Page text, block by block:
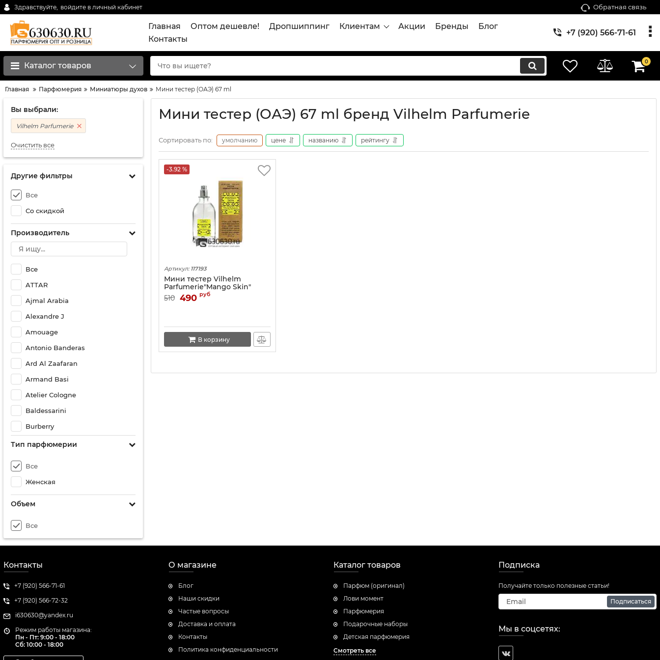
Здравствуйте, войдите в личный кабинет Обратная связь
Главная Оптом дешевле! Дропшиппинг Клиентам Акции Бренды
Блог
Контакты
+7 (920) 566-71-61
Каталог товаров 0
Главная Парфюмерия Миниатюры духов Мини тестер (ОАЭ) 67 ml
Вы выбрали:
Vilhelm Parfumerie
Очистить все
Другие фильтры
Все
Со скидкой
Производитель
Все
ATTAR
Ajmal Arabia
Alexandre J
Amouage
Antonio Banderas
Ard Al Zaafaran
Armand Basi
Atelier Cologne
Baldessarini
Burberry
Bvlgari
Casamorati
Clinique
Creed
DKNY
DSQUARED2
Dolce & Gabbana
Eisenberg
Тип парфюмерии
Все
Женская
Объем
Все
Мини тестер (ОАЭ) 67 ml бренд Vilhelm Parfumerie
Сортировать по: умолчанию цене названию рейтингу
-3.92 %
Артикул: 117193
Мини тестер Vilhelm
Parfumerie"Mango Skin"
(ОАЭ) 67 ml
510 490 руб
В корзину
Контакты
+7 (920) 566-71-61
+7 (920) 566-72-32
i630630@yandex.ru
Режим работы магазина:
Пн - Пт: 9:00 - 18:00
Сб: 10:00 - 18:00
О магазине
Блог
Наши скидки
Частые вопросы
Доставка и оплата
Контакты
Политика конфиденциальности
Каталог товаров
Парфюм (оригинал)
Лови момент
Парфюмерия
Подарочные наборы
Детская парфюмерия
Смотреть все
Подписка
Получайте только полезные статьи!
Подписаться
Мы в соцсетях: